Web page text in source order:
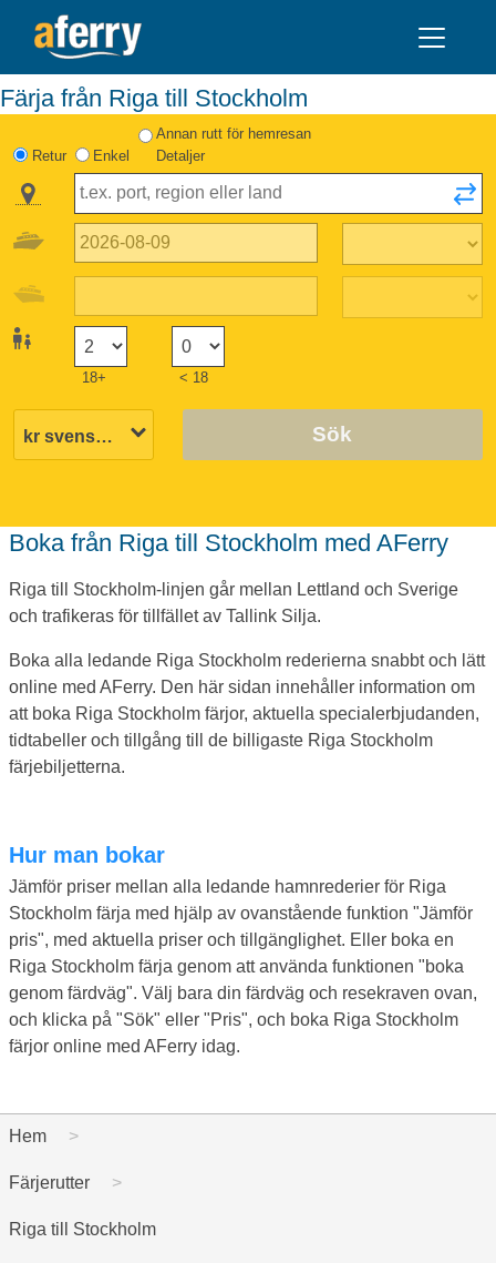
Färja från Riga till Stockholm
Retur Enkel
Annan rutt för hemresan
Detaljer
18+ < 18
Sök
Boka från Riga till Stockholm med AFerry
Riga till Stockholm-linjen går mellan Lettland och Sverige
och trafikeras för tillfället av Tallink Silja.
Boka alla ledande Riga Stockholm rederierna snabbt och lätt
online med AFerry. Den här sidan innehåller information om
att boka Riga Stockholm färjor, aktuella specialerbjudanden,
tidtabeller och tillgång till de billigaste Riga Stockholm
färjebiljetterna.
Hur man bokar
Jämför priser mellan alla ledande hamnrederier för Riga
Stockholm färja med hjälp av ovanstående funktion "Jämför
pris", med aktuella priser och tillgänglighet. Eller boka en
Riga Stockholm färja genom att använda funktionen "boka
genom färdväg". Välj bara din färdväg och resekraven ovan,
och klicka på "Sök" eller "Pris", och boka Riga Stockholm
färjor online med AFerry idag.
Hem
Färjerutter
Riga till Stockholm